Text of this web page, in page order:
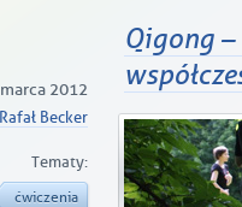
Qigong
marca 2012
Rafał Becker
Tematy:
ćwiczenia